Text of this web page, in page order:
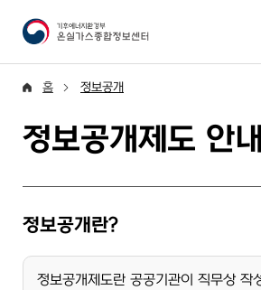
홈 정보공개
정보공개제도 안내
정보공개란?
정보공개제도란 공공기관이 직무상 작